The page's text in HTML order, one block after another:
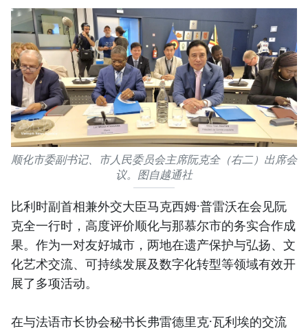
顺化市委副书记、市人民委员会主席阮克全（右二）出席会
议。图自越通社
比利时副首相兼外交大臣马克西姆·普雷沃在会见阮
克全一行时，高度评价顺化与那慕尔市的务实合作成
果。作为一对友好城市，两地在遗产保护与弘扬、文
化艺术交流、可持续发展及数字化转型等领域有效开
展了多项活动。
在与法语市长协会秘书长弗雷德里克·瓦利埃的交流